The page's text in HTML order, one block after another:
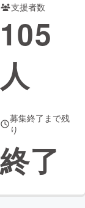
支援者数
105
人
募集終了まで残
り
終了